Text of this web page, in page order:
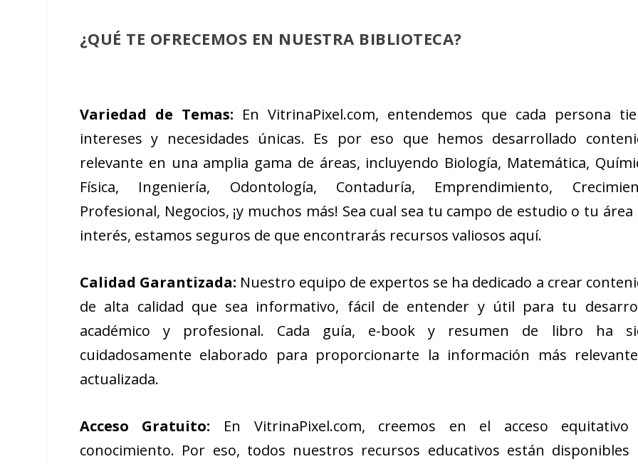
¿QUÉ TE OFRECEMOS EN NUESTRA BIBLIOTECA?
Variedad de Temas: En VitrinaPixel.com, entendemos que cada persona
intereses y necesidades únicas. Es por eso que hemos desarrollado
relevante en una amplia gama de áreas, incluyendo Biología, Matemática,
Física, Ingeniería, Odontología, Contaduría, Emprendimiento,
Profesional, Negocios, ¡y muchos más! Sea cual sea tu campo de estudio o tu área
interés, estamos seguros de que encontrarás recursos valiosos aquí.
Calidad Garantizada: Nuestro equipo de expertos se ha dedicado a crear
de alta calidad que sea informativo, fácil de entender y útil para tu
académico y profesional. Cada guía, e-book y resumen de libro ha
cuidadosamente elaborado para proporcionarte la información más
actualizada.
Acceso Gratuito: En VitrinaPixel.com, creemos en el acceso equitativo
conocimiento. Por eso, todos nuestros recursos educativos están disponibles